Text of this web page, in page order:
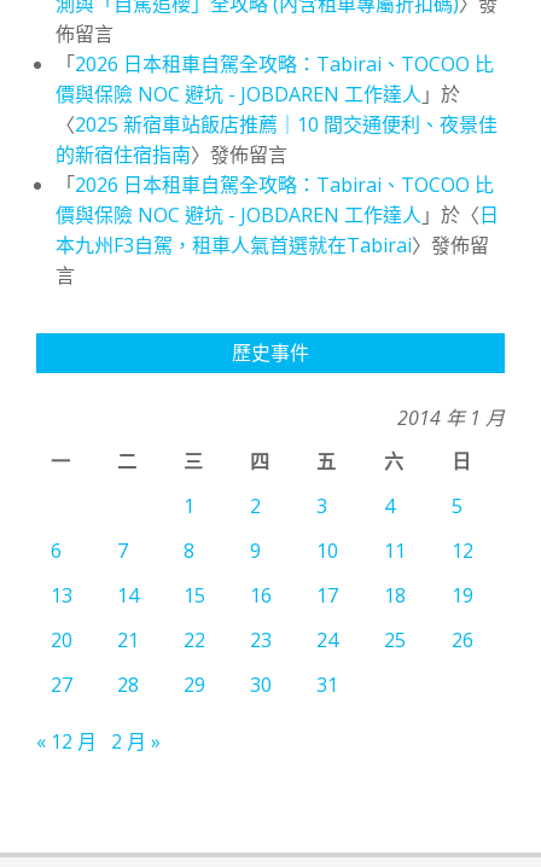
佈留言
「2026 日本租車自駕全攻略：Tabirai、TOCOO 比
價與保險 NOC 避坑 - JOBDAREN 工作達人 」於
〈2025 新宿車站飯店推薦｜10 間交通便利、夜景佳
的新宿住宿指南〉發佈留言
「2026 日本租車自駕全攻略：Tabirai、TOCOO 比
價與保險 NOC 避坑 - JOBDAREN 工作達人 」於〈日
本九州F3自駕，租車人氣首選就在Tabirai〉發佈留
言
歷史事件
2014 年 1 月
一
二 三 四 五 六
日
1
2 3 4
5
6
7 8 9 10 11
12
13
14 15 16 17 18
19
20
21 22 23 24 25
26
27
28 29 30 31
« 12 月 2 月 »